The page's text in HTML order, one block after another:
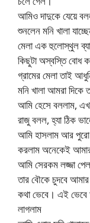
আমিও দাদুকে যেয়ে
শুনলেন মনি খালা
মেলা এক হুলোস্থুল
কিছুটা অস্বস্তি বোধ
গ্রামের মেলা তাই
মনি খালা আমরা
আমি হেসে বললাম,
রাজু বলল, হ্যা ঠিক
আমি হাসলাম আর পুরো
করলাম অনেকেই আমার
আমি সেরকম লজ্জা
তার বৌকে চুদবে
কথা ভেবে। এই
লাগলাম